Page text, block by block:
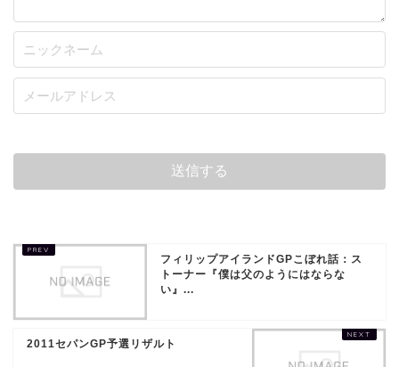
フィリップアイランドGPこぼれ話：ス
トーナー『僕は父のようにはならな
い』...
2011セパンGP予選リザルト